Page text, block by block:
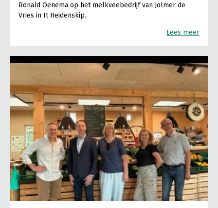
Ronald Oenema op het melkveebedrijf van Jolmer de
Vries in It Heidenskip.
Lees meer